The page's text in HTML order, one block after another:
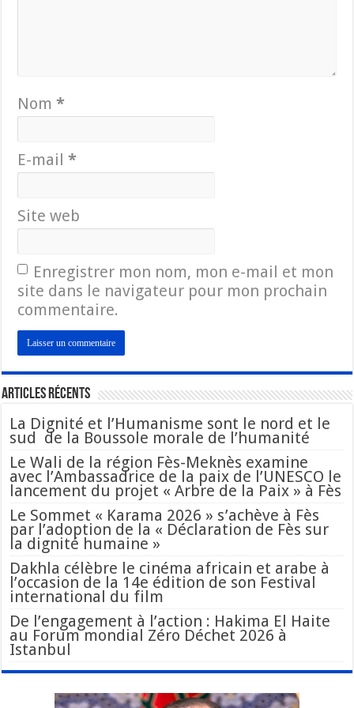
Nom*
E-mail*
Site web
Enregistrer mon nom, mon e-mail et mon
site dans le navigateur pour mon prochain
commentaire.
Articles Récents
La Dignité et l’Humanisme sont le nord et le
sud de la Boussole morale de l’humanité
Le Wali de la région Fès-Meknès examine
avec l’Ambassadrice de la paix de l’UNESCO le
lancement du projet « Arbre de la Paix » à Fès
Le Sommet « Karama 2026 » s’achève à Fès
par l’adoption de la « Déclaration de Fès sur
la dignité humaine »
Dakhla célèbre le cinéma africain et arabe à
l’occasion de la 14e édition de son Festival
international du film
De l’engagement à l’action : Hakima El Haite
au Forum mondial Zéro Déchet 2026 à
Istanbul